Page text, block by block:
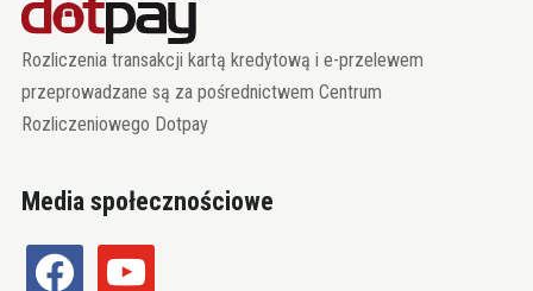
Rozliczenia transakcji kartą kredytową i e-przelewem
przeprowadzane są za pośrednictwem Centrum
Rozliczeniowego Dotpay
Media społecznościowe
facebook youtube